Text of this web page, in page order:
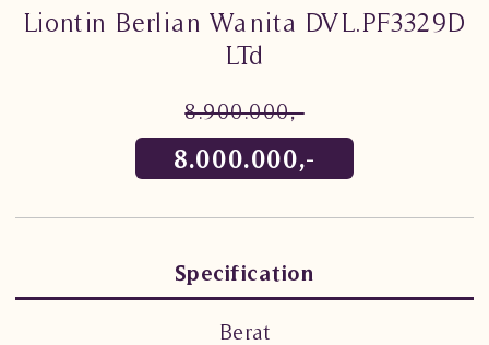
Liontin Berlian Wanita DVL.PF3329D
LTd
8.900.000,-
8.000.000,-
Specification
Berat